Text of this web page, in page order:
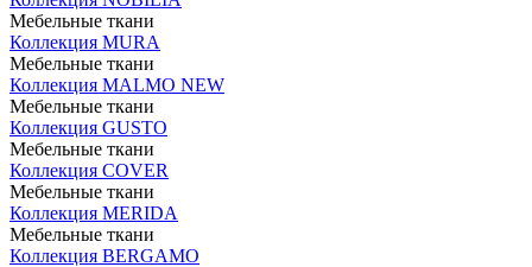
Мебельные ткани
Коллекция MURA
Мебельные ткани
Коллекция MALMO NEW
Мебельные ткани
Коллекция GUSTO
Мебельные ткани
Коллекция COVER
Мебельные ткани
Коллекция MERIDA
Мебельные ткани
Коллекция BERGAMO